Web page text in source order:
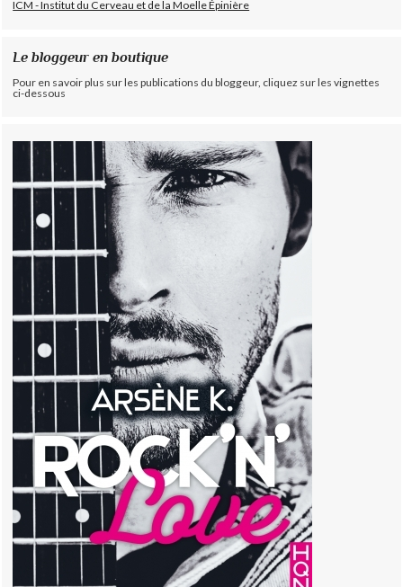
ICM - Institut du Cerveau et de la Moelle Épinière
Le bloggeur en boutique
Pour en savoir plus sur les publications du bloggeur, cliquez sur les vignettes
ci-dessous